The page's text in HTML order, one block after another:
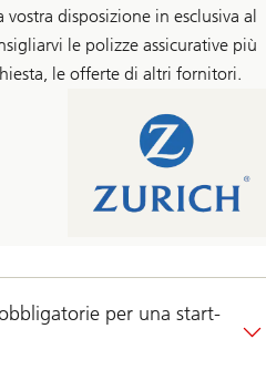
disposizione in esclusiva al
le polizze assicurative più
le offerte di altri fornitori.
per una start-